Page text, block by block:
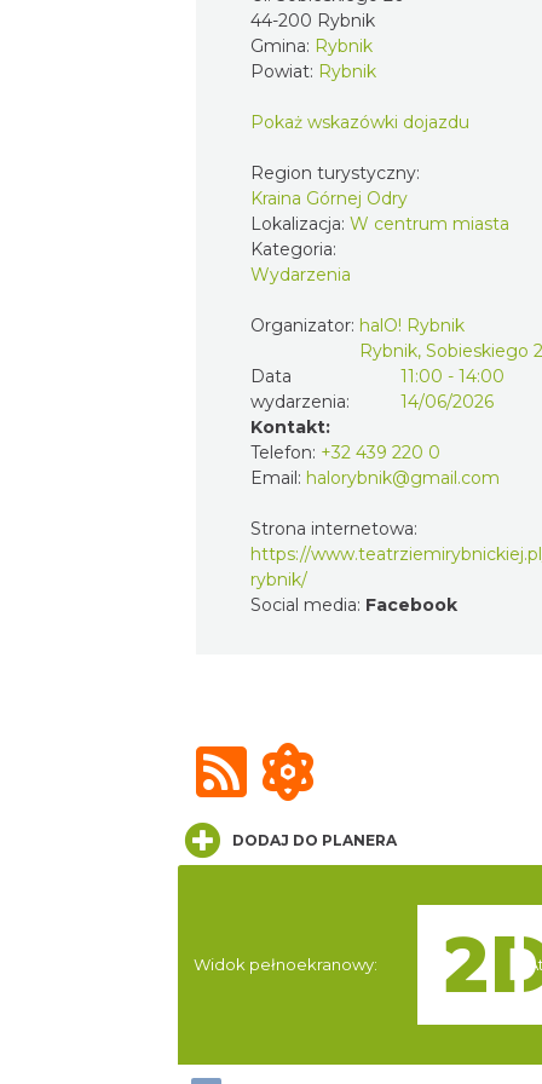
44-200 Rybnik
Gmina: Rybnik
Powiat: Rybnik
Pokaż wskazówki dojazdu
Region turystyczny:
Kraina Górnej Odry
Lokalizacja: W centrum miasta
Kategoria:
Wydarzenia
Organizator: halO! Rybnik
Rybnik, Sobieskiego
Data
wydarzenia:
11:00 - 14:00
14/06/2026
Kontakt:
Telefon: +32 439 220 0
Email: halorybnik@gmail.com
Strona internetowa:
https://
rybnik/
Social media: Facebook
DODAJ DO PLANERA
Widok pełnoekranowy: